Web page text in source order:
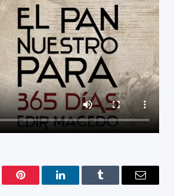
Pinterest LinkedInTumblr Email